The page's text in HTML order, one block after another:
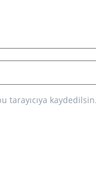
tarayıcıya kaydedilsin.